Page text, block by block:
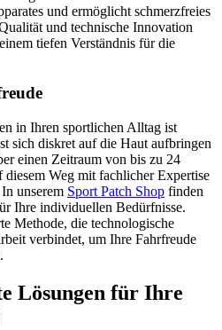
und ermöglicht schmerzfreies
und technische Innovation
tiefen Verständnis für die
in Ihren sportlichen Alltag ist
sich diskret auf die Haut aufbringen
einen Zeitraum von bis zu 24
diesem Weg mit fachlicher Expertise
unserem Sport Patch Shop finden
Ihre individuellen Bedürfnisse.
Methode, die technologische
verbindet, um Ihre Fahrfreude
Lösungen für Ihre